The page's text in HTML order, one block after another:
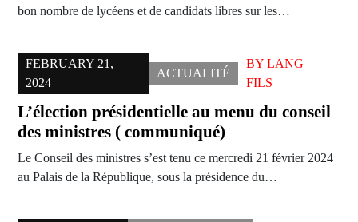
bon nombre de lycéens et de candidats libres sur les…
FEBRUARY 21,
2024
ACTUALITÉ
BYLANG
FILS
L’élection présidentielle au menu du conseil
des ministres ( communiqué)
Le Conseil des ministres s’est tenu ce mercredi 21 février 2024
au Palais de la République, sous la présidence du…